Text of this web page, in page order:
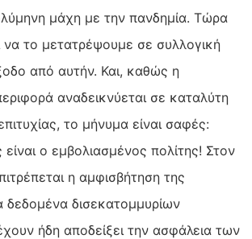
μάχη με την πανδημία. Τώρα
το μετατρέψουμε σε συλλογική
από αυτήν. Και, καθώς η
αναδεικνύεται σε καταλύτη
το μήνυμα είναι σαφές:
είναι ο εμβολιασμένος πολίτης! Στον
η αμφισβήτηση της
δεδομένα δισεκατομμυρίων
ήδη αποδείξει την ασφάλεια των